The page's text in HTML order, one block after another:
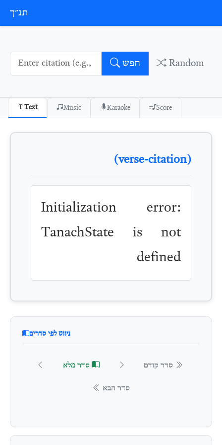
תנ״ך
חפש Random
Text Music Karaoke Score
(verse-citation)
Initialization error:
TanachState is not
defined
ניווט לפי סדרים
סדר קודם סדר מלא
סדר הבא